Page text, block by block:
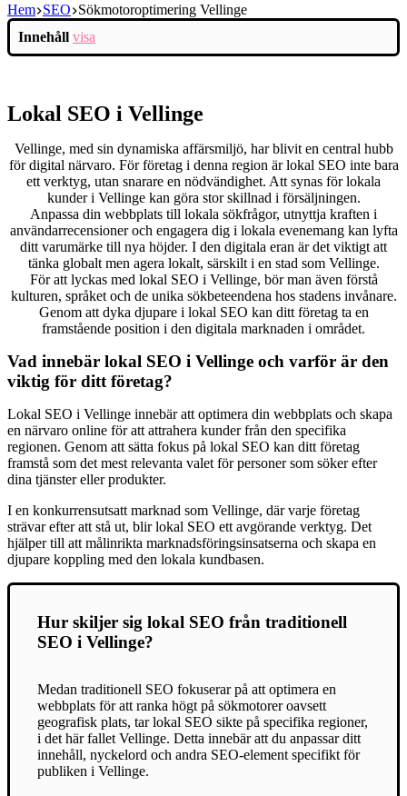
Hem SEO Sökmotoroptimering Vellinge
Innehåll visa
Lokal SEO i Vellinge
Vellinge, med sin dynamiska affärsmiljö, har blivit en central hubb
för digital närvaro. För företag i denna region är lokal SEO inte bara
ett verktyg, utan snarare en nödvändighet. Att synas för lokala
kunder i Vellinge kan göra stor skillnad i försäljningen.
Anpassa din webbplats till lokala sökfrågor, utnyttja kraften i
användarrecensioner och engagera dig i lokala evenemang kan lyfta
ditt varumärke till nya höjder. I den digitala eran är det viktigt att
tänka globalt men agera lokalt, särskilt i en stad som Vellinge.
För att lyckas med lokal SEO i Vellinge, bör man även förstå
kulturen, språket och de unika sökbeteendena hos stadens invånare.
Genom att dyka djupare i lokal SEO kan ditt företag ta en
framstående position i den digitala marknaden i området.
Vad innebär lokal SEO i Vellinge och varför är den
viktig för ditt företag?
Lokal SEO i Vellinge innebär att optimera din webbplats och skapa
en närvaro online för att attrahera kunder från den specifika
regionen. Genom att sätta fokus på lokal SEO kan ditt företag
framstå som det mest relevanta valet för personer som söker efter
dina tjänster eller produkter.
I en konkurrensutsatt marknad som Vellinge, där varje företag
strävar efter att stå ut, blir lokal SEO ett avgörande verktyg. Det
hjälper till att målinrikta marknadsföringsinsatserna och skapa en
djupare koppling med den lokala kundbasen.
Hur skiljer sig lokal SEO från traditionell
SEO i Vellinge?
Medan traditionell SEO fokuserar på att optimera en
webbplats för att ranka högt på sökmotorer oavsett
geografisk plats, tar lokal SEO sikte på specifika regioner,
i det här fallet Vellinge. Detta innebär att du anpassar ditt
innehåll, nyckelord och andra SEO-element specifikt för
publiken i Vellinge.